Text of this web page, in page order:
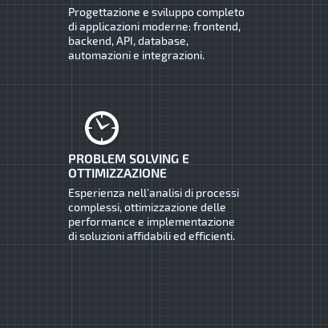
Progettazione e sviluppo completo
di applicazioni moderne: frontend,
backend, API, database,
automazioni e integrazioni.
PROBLEM SOLVING E
OTTIMIZZAZIONE
Esperienza nell’analisi di processi
complessi, ottimizzazione delle
performance e implementazione
di soluzioni affidabili ed efficienti.